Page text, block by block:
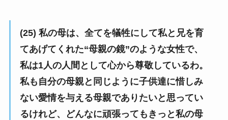
(25) 私の母は、全てを犠牲にして私と兄を育
てあげてくれた“母親の鏡”のような女性で、
私は1人の人間として心から尊敬しているわ。
私も自分の母親と同じように子供達に惜しみ
ない愛情を与える母親でありたいと思ってい
るけれど、どんなに頑張ってもきっと私の母